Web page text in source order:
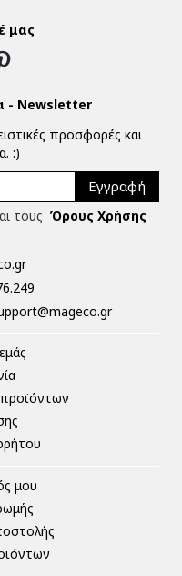
μας
- Newsletter
προσφορές και
:)
Εγγραφή
τους Όρους Χρήσης
μου